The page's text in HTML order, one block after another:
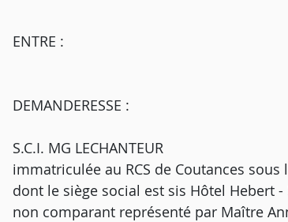
ENTRE :
DEMANDERESSE :
S.C.I. MG LECHANTEUR
immatriculée au RCS de Coutances sous
dont le siège social est sis Hôtel Hebert -
non comparant représenté par Maître